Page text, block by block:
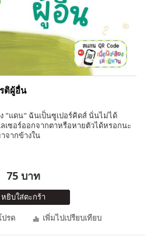
ติผู้อื่น
"แดน" ฉันเป็นซูเปอร์คิดส์ นั่นไม่ได้
เซอร์ออกจากตาหรือหายตัวได้หรอกนะ
จากข้างใน
75 บาท
หยิบใส่ตะกร้า
ปรด
เพิ่มไปเปรียบเทียบ